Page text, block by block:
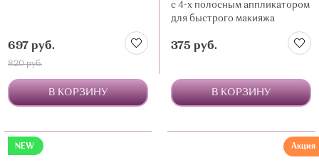
697 руб.
820 руб.
В КОРЗИНУ
с 4-х полосным аппликатором
для быстрого макияжа
формула
375 руб.
В КОРЗИНУ
NEW Акция